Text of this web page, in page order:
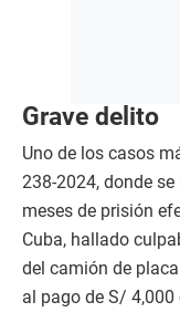
Grave delito
Uno de los casos
238-2024, donde
meses de prisión
Cuba, hallado
del camión de
al pago de S/